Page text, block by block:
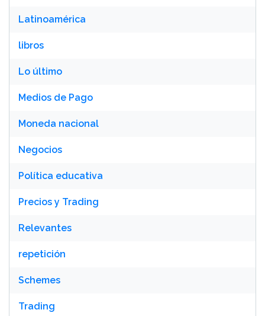
Latinoamérica
libros
Lo último
Medios de Pago
Moneda nacional
Negocios
Política educativa
Precios y Trading
Relevantes
repetición
Schemes
Trading